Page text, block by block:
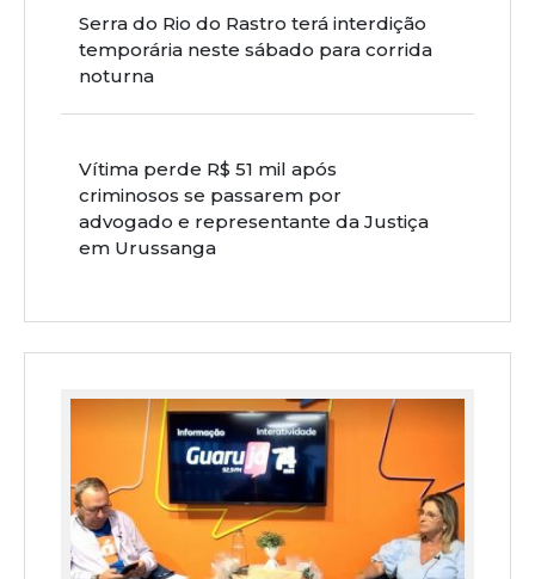
Serra do Rio do Rastro terá interdição
temporária neste sábado para corrida
noturna
Vítima perde R$ 51 mil após
criminosos se passarem por
advogado e representante da Justiça
em Urussanga